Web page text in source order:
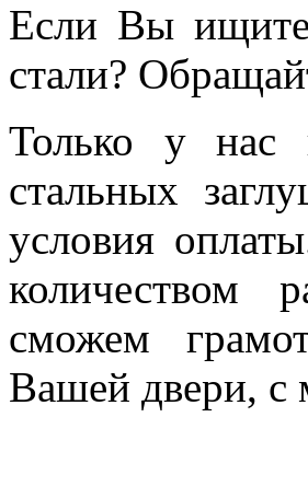
Если Вы
стали?
Только у нас
стальных
условия
количеством
сможем
Вашей двери, с